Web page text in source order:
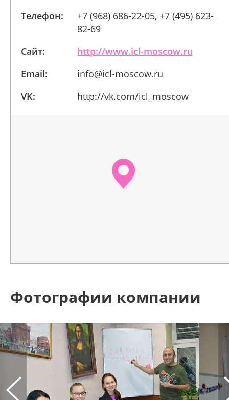
Телефон:
+7 (968) 686-22-05, +7 (495) 623-
82-69
Сайт:
http://www.icl-moscow.ru
Email:
info@icl-moscow.ru
VK:
http://vk.com/icl_moscow
Фотографии компании